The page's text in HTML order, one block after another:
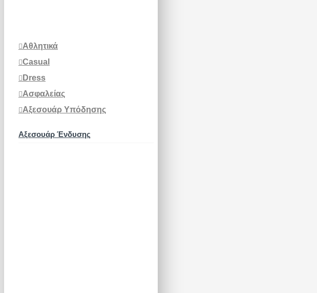
Αθλητικά
Casual
Dress
Ασφαλείας
Αξεσουάρ Υπόδησης
Αξεσουάρ Ένδυσης